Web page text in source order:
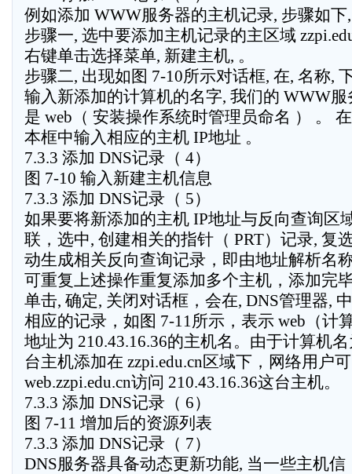
例如添加 WWW服务器的主机记录, 步骤如下,
步骤一, 选中要添加主机记录的主区域
右键单击选择菜单, 新建主机, 。
步骤二, 出现如图 7-10所示对话框, 在, 名称,
输入新添加的计算机的名字, 我们的 WWW
是 web（ 安装操作系统时管理员命名 ） 。
本框中输入相应的主机 IP地址 。
7.3.3 添加 DNS记录（ 4）
图 7-10 输入新建主机信息
7.3.3 添加 DNS记录（ 5）
如果要将新添加的主机 IP地址与反向查询区
联，选中, 创建相关的指针（ PRT）记录, 复
动生成相关反向查询记录，即由地址解析名
可重复上述操作重复添加多个主机，添加完
单击, 确定, 关闭对话框，会在, DNS管理器,
相应的记录，如图 7-11所示，表示 web（计
地址为 210.43.16.36的主机名。由于计算机
台主机添加在 zzpi.edu.cn区域下，网络用户
web.zzpi.edu.cn访问 210.43.16.36这台主机。
7.3.3 添加 DNS记录（ 6）
图 7-11 增加后的资源列表
7.3.3 添加 DNS记录（ 7）
DNS服务器具备动态更新功能, 当一些主机信